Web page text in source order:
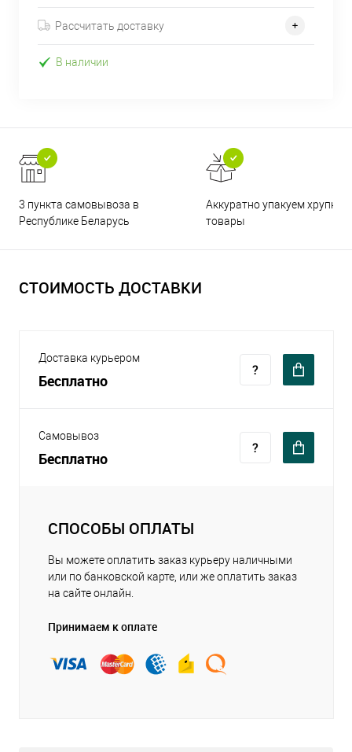
Рассчитать доставку
В наличии
3 пункта самовывоза в
Республике Беларусь
Аккуратно упакуем хрупкие
товары
СТОИМОСТЬ ДОСТАВКИ
Доставка курьером
Бесплатно
Самовывоз
Бесплатно
СПОСОБЫ ОПЛАТЫ
Вы можете оплатить заказ курьеру наличными
или по банковской карте, или же оплатить заказ
на сайте онлайн.
Принимаем к оплате